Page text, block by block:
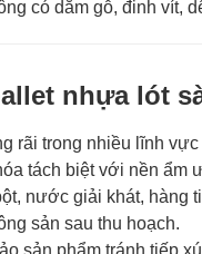
có dằm gỗ, đinh vít,
nhựa lót
rãi trong nhiều lĩnh
tách biệt với nền ẩm
nước giải khát, hàng
sản sau thu hoạch.
sản phẩm tránh tiếp